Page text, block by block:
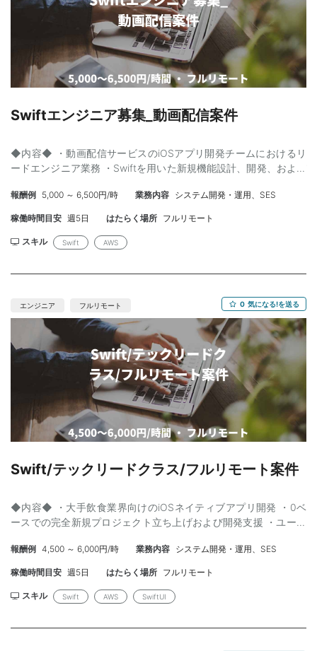
Swiftエンジニア募集_動画配信案件
◆内容◆ ・動画配信サービスのiOSアプリ開発チームにおけるリ
ードエンジニア業務 ・Swiftを用いた新規機能設計、開発、および
たチーム開発および、メンバーへのコードレビュー ・イベント登
壇や技術ブログ発信など、開発文化への貢献 【工程】設計、開
FW：UIKit, RxSwift, Lottie ツール：CocoaPods, Firebase,
【必須】 ・Swiftを用いたiOSアプリの開発経験（5年以上目安）
計に対する知識 【尚可】 ・MVVM / Clean Architecture / VIPER /
Flux等の設計思想の導入経験 ・スクラムによるチーム開発経験 ・
大規模アプリ（10万行超）やライブ配信アプリの開発・運用経験
・CI/CD、OSSコントリビュート経験
報酬例 5,000 ～ 6,500円/時 業務内容 システム開発・運用、SES
稼働時間目安 週5日 はたらく場所 フルリモート
スキル Swift AWS
エンジニア フルリモート 0 気になる!を送る
Swift/テックリードクラス/フルリモート案件
◆内容◆ ・大手飲食業界向けのiOSネイティブアプリ開発 ・0ベ
ースでの完全新規プロジェクト立ち上げおよび開発支援 ・ユーザ
言語：iOSネイティブ、Swift ◆スキル◆ 【必須】 ・PM/PL/TL等
のマネジメント経験3年以上 ・iOSネイティブアプリの開発業務経
で完全新規のiOSプロジェクト立ち上げに携わった経験 【尚可】
ャ（例：MVVM）に則ったアプリ開発経験 ・スクラム開発経験 ・
報酬例 4,500 ～ 6,000円/時 業務内容 システム開発・運用、SES
稼働時間目安 週5日 はたらく場所 フルリモート
スキル Swift AWS SwiftUI